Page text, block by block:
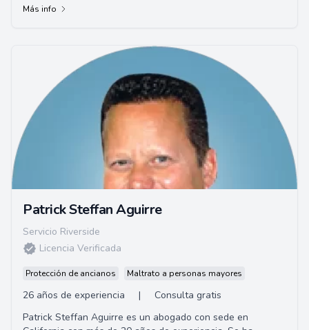
Más info
Patrick Steffan Aguirre
Servicio Riverside
Licencia Verificada
Protección de ancianos Maltrato a personas mayores
26 años de experiencia |
Consulta gratis
Patrick Steffan Aguirre es un abogado con sede en